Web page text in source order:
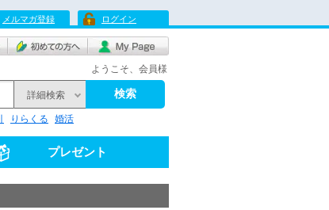
メルマガ登録 ログイン
ようこそ、会員様
詳細検索 検索
りらくる 婚活
プレゼント